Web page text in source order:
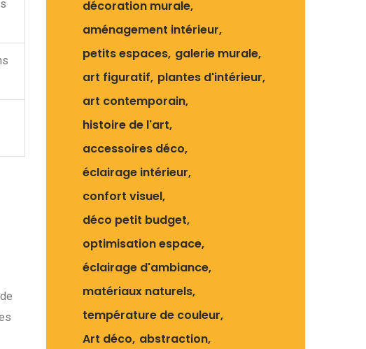
décoration murale
aménagement intérieur
petits espaces galerie murale
art figuratif plantes d'intérieur
art contemporain
histoire de l'art
accessoires déco
éclairage intérieur
confort visuel
déco petit budget
optimisation espace
éclairage d'ambiance
matériaux naturels
température de couleur
Art déco abstraction